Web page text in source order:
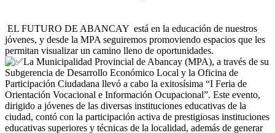
EL FUTURO DE ABANCAY está en la educación de nuestros
jóvenes, y desde la MPA seguiremos promoviendo espacios que les
permitan visualizar un camino lleno de oportunidades.
La Municipalidad Provincial de Abancay (MPA), a través de su
Subgerencia de Desarrollo Económico Local y la Oficina de
Participación Ciudadana llevó a cabo la exitosísima “I Feria de
Orientación Vocacional e Información Ocupacional”. Este evento,
dirigido a jóvenes de las diversas instituciones educativas de la
ciudad, contó con la participación activa de prestigiosas instituciones
educativas superiores y técnicas de la localidad, además de generar